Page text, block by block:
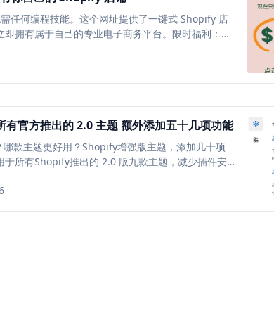
任何编程技能。这个网址提供了一键式 Shopify 店
拥有属于自己的专业电子商务平台。限时福利：既
速。
官方推出的 2.0 主题 额外添加五十几项功能
款主题更好用？Shopify增强版主题，添加几十项
于所有Shopify推出的 2.0 版九款主题，减少插件安